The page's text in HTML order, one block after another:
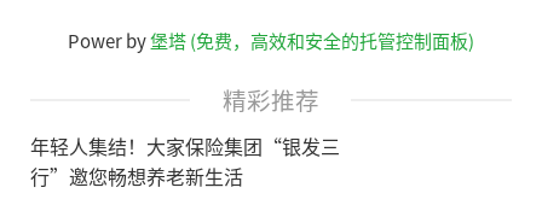
Power by堡塔 (免费，高效和安全的托管控制面板)
精彩推荐
年轻人集结！大家保险集团“银发三
行”邀您畅想养老新生活